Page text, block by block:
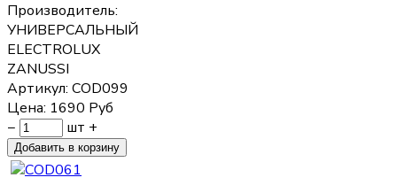
Производитель:
УНИВЕРСАЛЬНЫЙ
ELECTROLUX
ZANUSSI
Артикул: COD099
Цена: 1690 Руб
−
шт +